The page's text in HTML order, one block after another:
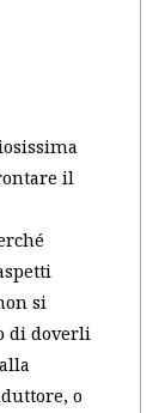
il
si
di doverli
o